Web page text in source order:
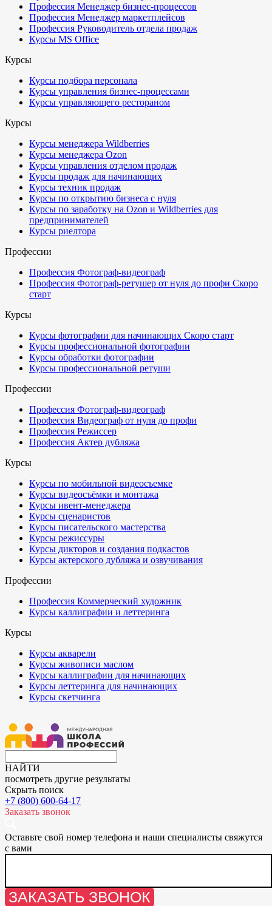
Профессия Менеджер бизнес-процессов
Профессия Менеджер маркетплейсов
Профессия Руководитель отдела продаж
Курсы MS Office
Курсы
Курсы подбора персонала
Курсы управления бизнес-процессами
Курсы управляющего рестораном
Курсы
Курсы менеджера Wildberries
Курсы менеджера Ozon
Курсы управления отделом продаж
Курсы продаж для начинающих
Курсы техник продаж
Курсы по открытию бизнеса с нуля
Курсы по заработку на Ozon и Wildberries для
предпринимателей
Курсы риелтора
Профессии
Профессия Фотограф-видеограф
Профессия Фотограф-ретушер от нуля до профи Скоро
старт
Курсы
Курсы фотографии для начинающих Скоро старт
Курсы профессиональной фотографии
Курсы обработки фотографии
Курсы профессиональной ретуши
Профессии
Профессия Фотограф-видеограф
Профессия Видеограф от нуля до профи
Профессия Режиссер
Профессия Актер дубляжа
Курсы
Курсы по мобильной видеосъемке
Курсы видеосъёмки и монтажа
Курсы ивент-менеджера
Курсы сценаристов
Курсы писательского мастерства
Курсы режиссуры
Курсы дикторов и создания подкастов
Курсы актерского дубляжа и озвучивания
Профессии
Профессия Коммерческий художник
Курсы каллиграфии и леттеринга
Курсы
Курсы акварели
Курсы живописи маслом
Курсы каллиграфии для начинающих
Курсы леттеринга для начинающих
Курсы скетчинга
НАЙТИ
посмотреть другие результаты
Скрыть поиск
+7 (800) 600-64-17
Заказать звонок
Оставьте свой номер телефона и наши специалисты свяжутся
с вами
ЗАКАЗАТЬ ЗВОНОК